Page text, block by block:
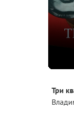
Три